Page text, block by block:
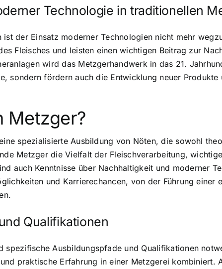
Technologie in traditionellen
der Einsatz moderner Technologien nicht mehr
Fleisches und leisten einen wichtigen Beitrag zur
wird das Metzgerhandwerk in das 21.
sondern fördern auch die Entwicklung neuer
Metzger?
spezialisierte Ausbildung von Nöten, die sowohl
Metzger die Vielfalt der Fleischverarbeitung,
auch Kenntnisse über Nachhaltigkeit und moderner
und Karrierechancen, von der Führung
Qualifikationen
spezifische Ausbildungspfade und Qualifikationen
praktische Erfahrung in einer Metzgerei